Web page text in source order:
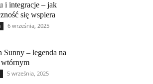
i integracje – jak
się wspiera
6 września, 2025
Sunny – legenda na
5 września, 2025